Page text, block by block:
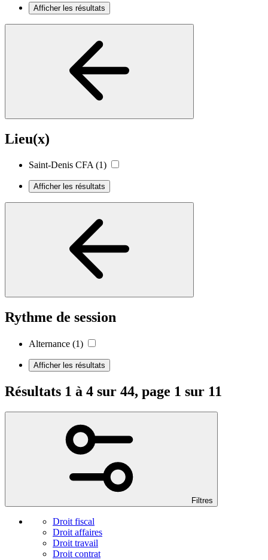
Afficher les résultats
Lieu(x)
Saint-Denis CFA (1)
Afficher les résultats
Rythme de session
Alternance (1)
Afficher les résultats
Résultats 1 à 4 sur 44, page 1 sur 11
Filtres
Droit fiscal
Droit affaires
Droit travail
Droit contrat